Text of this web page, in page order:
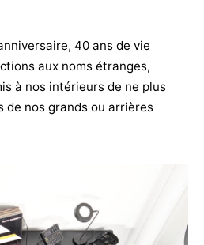
40 ans de vie
aux noms étranges,
à nos intérieurs de ne plus
de nos grands ou arrières